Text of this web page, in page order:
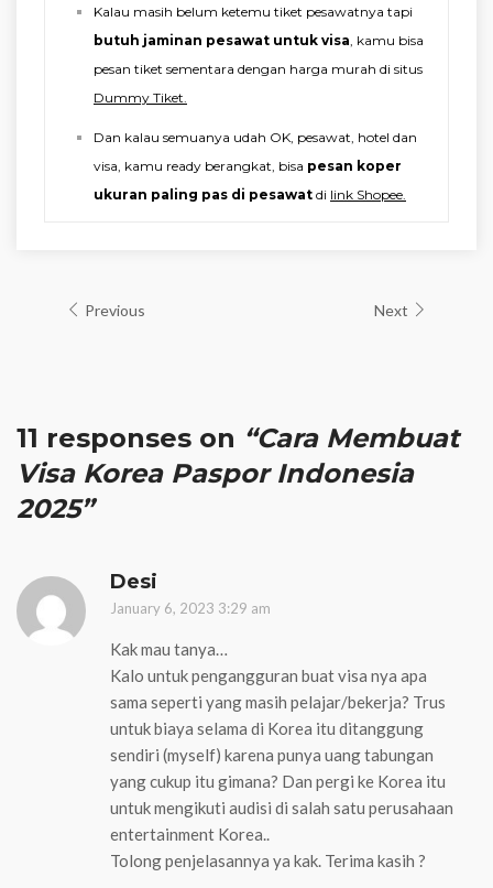
Kalau masih belum ketemu tiket pesawatnya tapi
butuh jaminan pesawat untuk visa, kamu bisa
pesan tiket sementara dengan harga murah di situs
Dummy Tiket.
Dan kalau semuanya udah OK, pesawat, hotel dan
visa, kamu ready berangkat, bisa pesan koper
ukuran paling pas di pesawat di link Shopee.
Previous Next
11 responses on “Cara Membuat
Visa Korea Paspor Indonesia
2025”
Desi
January 6, 2023 3:29 am
Kak mau tanya…
Kalo untuk pengangguran buat visa nya apa
sama seperti yang masih pelajar/bekerja? Trus
untuk biaya selama di Korea itu ditanggung
sendiri (myself) karena punya uang tabungan
yang cukup itu gimana? Dan pergi ke Korea itu
untuk mengikuti audisi di salah satu perusahaan
entertainment Korea..
Tolong penjelasannya ya kak. Terima kasih ?